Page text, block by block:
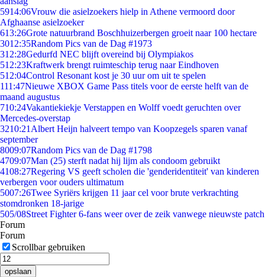
5914:06Vrouw die asielzoekers hielp in Athene vermoord door
Afghaanse asielzoeker
613:26Grote natuurbrand Boschhuizerbergen groeit naar 100 hectare
3012:35Random Pics van de Dag #1973
312:28Gedurfd NEC blijft overeind bij Olympiakos
512:23Kraftwerk brengt ruimteschip terug naar Eindhoven
512:04Control Resonant kost je 30 uur om uit te spelen
111:47Nieuwe XBOX Game Pass titels voor de eerste helft van de
maand augustus
710:24Vakantiekiekje Verstappen en Wolff voedt geruchten over
Mercedes-overstap
3210:21 Albert Heijn halveert tempo van Koopzegels sparen vanaf
september
8009:07Random Pics van de Dag #1798
4709:07Man (25) sterft nadat hij lijm als condoom gebruikt
4108:27Regering VS geeft scholen die 'genderidentiteit' van kinderen
verbergen voor ouders ultimatum
5007:26Twee Syriërs krijgen 11 jaar cel voor brute verkrachting
stomdronken 18-jarige
505/08Street Fighter 6-fans weer over de zeik vanwege nieuwste patch
Forum
Forum
Scrollbar gebruiken
opslaan